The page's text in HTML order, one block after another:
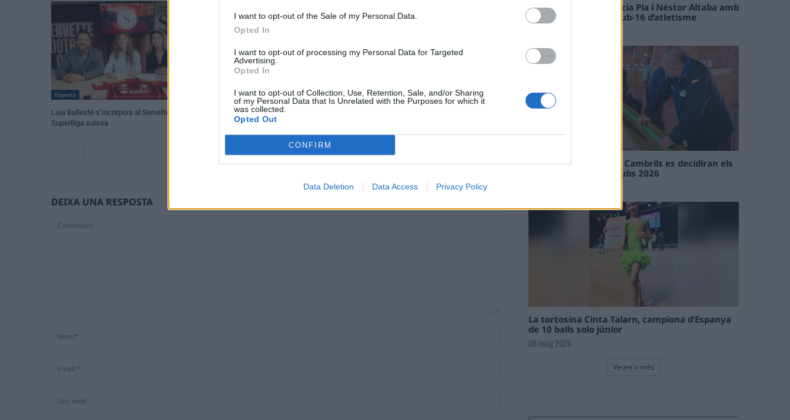
I want to opt-out of the Sale of my Personal Data.
Opted In
I want to opt-out of processing my Personal Data for Targeted
Advertising.
Opted In
I want to opt-out of Collection, Use, Retention, Sale, and/or Sharing
of my Personal Data that Is Unrelated with the Purposes for which it
was collected.
Opted Out
CONFIRM
Data Deletion Data Access Privacy Policy
Esports
Laia Ballesté s’incorpora al Servette de la
Superlliga suïssa
El Cantaires aposta per la continuïtat
Esports
DEIXA UNA RESPOSTA
Paula Sintorres, Patrícia Pla i Néstor Altaba amb
la selecció catalana sub-16 d’atletisme
En les tirades de Flix i Cambrils es decidiran els
campions de l’Interclubs 2026
La tortosina Cinta Talarn, campiona d’Espanya
de 10 balls solo júnior
08 maig 2026
Veure'n més